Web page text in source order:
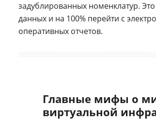
задублированных номенклатур.
данных и на 100% перейти с
оперативных отчетов.
Главные мифы о
виртуальной